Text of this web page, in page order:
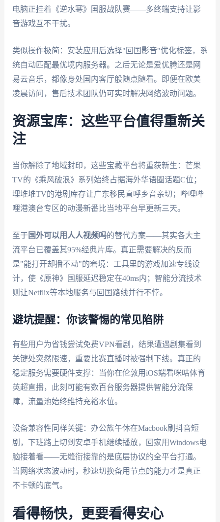
电脑正挂着《逆水寒》国服战队赛——多终端支持让影
音游戏互不干扰。
类似操作极简：安装应用后选择"回国影音"优化标签，系
统自动匹配最优境内服务器。之后无论是爱优腾还是网
易云音乐，都像身处国内客厅般随点随看。即便在欧美
凌晨访问，售后技术团队仍可实时解决网络波动问题。
资源宝库：这些平台值得重新关
注
当你解除了地域封印，这些宝藏平台将重获新生：芒果
TV的《乘风破浪》系列始终占据海外华语圈话题C位；
埋堆堆TV的港剧库存让广东移民直呼乡音亲切；哔哩哔
哩港澳台专区的动漫新番比当地平台早更新三天。
至于 国外可以用人人视频吗的替代方案——其实各大主
流平台已覆盖其95%经典片库。真正需要解决的反而
是"能打开却播不动"的窘境：工具里的游戏加速专线设
计，使《原神》国服延迟稳定在40ms内；智能分流技术
则让Netflix等本地服务与回国路线并行不悖。
避坑提醒：你该警惕的常见陷阱
有些用户为省钱尝试免费VPN看剧，结果遭遇剧集看到
关键处突然限速，重要比赛直播时被强制下线。真正的
稳定服务需要硬件支撑：当你在伦敦用iOS端看咪咕体育
英超直播，此刻可能有数百台服务器提供智能分流保
障，流量池始终维持充裕水位。
设备兼容性同样关键：办公族午休在Macbook刷抖音短
剧，下班路上切到安卓手机继续播放，回家用Windows电
脑接着看——无缝衔接靠的是底层协议的全平台打通。
当网络状态波动时，秒速切换备用节点的能力才是真正
不卡顿的底气。
看得畅快，更要看得安心